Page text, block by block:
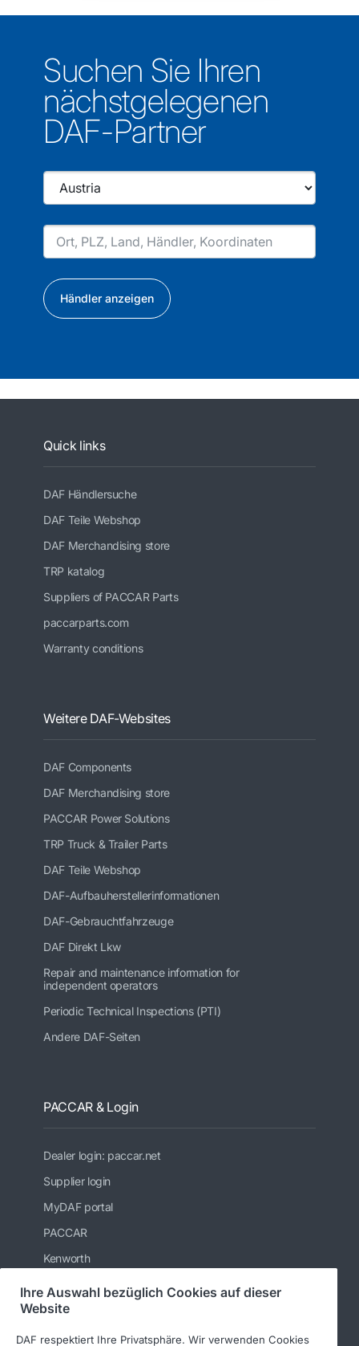
Suchen Sie Ihren
nächstgelegenen
DAF-Partner
Händler anzeigen
Quick links
DAF Händlersuche
DAF Teile Webshop
DAF Merchandising store
TRP katalog
Suppliers of PACCAR Parts
paccarparts.com
Warranty conditions
Weitere DAF-Websites
DAF Components
DAF Merchandising store
PACCAR Power Solutions
TRP Truck & Trailer Parts
DAF Teile Webshop
DAF-Aufbauherstellerinformationen
DAF-Gebrauchtfahrzeuge
DAF Direkt Lkw
Repair and maintenance information for
independent operators
Periodic Technical Inspections (PTI)
Andere DAF-Seiten
PACCAR & Login
Dealer login: paccar.net
Supplier login
MyDAF portal
PACCAR
Kenworth
Leyland Trucks Ltd
Ihre Auswahl bezüglich Cookies auf dieser
Website
DAF respektiert Ihre Privatsphäre. Wir verwenden Cookies